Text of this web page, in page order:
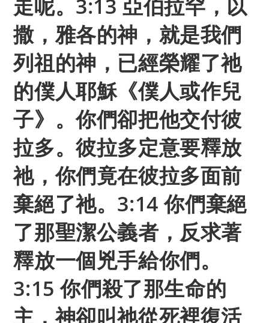
走呢。3:13 亞伯拉罕，以
撒，雅各的神，就是我們
列祖的神，已經榮耀了祂
的僕人耶穌《僕人或作兒
子》。你們卻把他交付彼
拉多。彼拉多定意要釋放
祂，你們竟在彼拉多面前
棄絕了祂。3:14 你們棄絕
了那聖潔公義者，反求著
釋放一個兇手給你們。
3:15 你們殺了那生命的
主，神卻叫祂從死裡復活